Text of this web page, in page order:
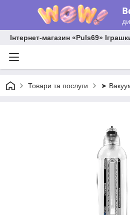
Інтернет-магазин «Puls69»
Товари та послуги ➤